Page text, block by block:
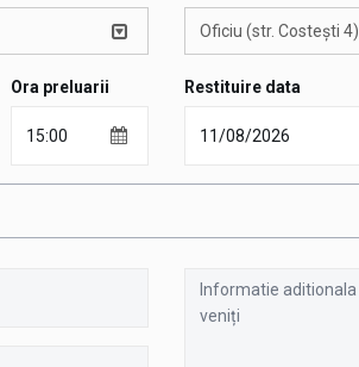
Oficiu (str. Costești 4)
Ora preluarii Restituire data
Informatie
aditionala